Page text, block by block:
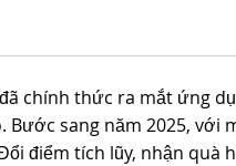
chính thức ra mắt ứng
sang năm 2025, với
điểm tích lũy, nhận quà